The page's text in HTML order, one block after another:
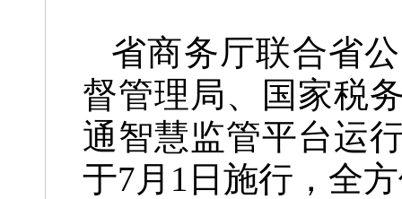
省商务厅联合省
督管理局、国家税
通智慧监管平台运
于7月1日施行，全